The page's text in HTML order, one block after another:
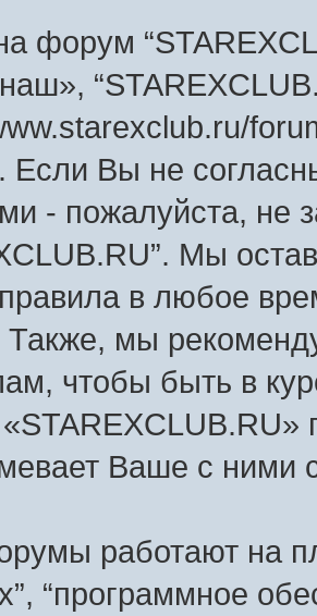
форум
Если Вы не
- пожалуйста, не
Мы
в любое
Также, мы
чтобы быть в
Ваше с ними
работают на
“программное